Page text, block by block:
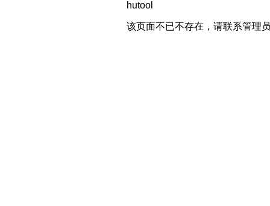
hutool
该页面不已不存在，请联系管理